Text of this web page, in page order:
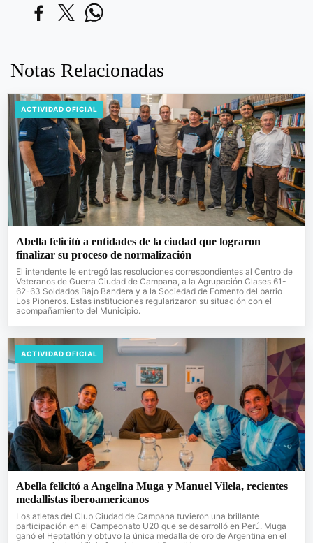
Notas Relacionadas
ACTIVIDAD OFICIAL
Abella felicitó a entidades de la ciudad que lograron
finalizar su proceso de normalización
El intendente le entregó las resoluciones correspondientes al Centro de
Veteranos de Guerra Ciudad de Campana, a la Agrupación Clases 61-
62-63 Soldados Bajo Bandera y a la Sociedad de Fomento del barrio
Los Pioneros. Estas instituciones regularizaron su situación con el
acompañamiento del Municipio.
ACTIVIDAD OFICIAL
Abella felicitó a Angelina Muga y Manuel Vilela, recientes
medallistas iberoamericanos
Los atletas del Club Ciudad de Campana tuvieron una brillante
participación en el Campeonato U20 que se desarrolló en Perú. Muga
ganó el Heptatlón y obtuvo la única medalla de oro de Argentina en el